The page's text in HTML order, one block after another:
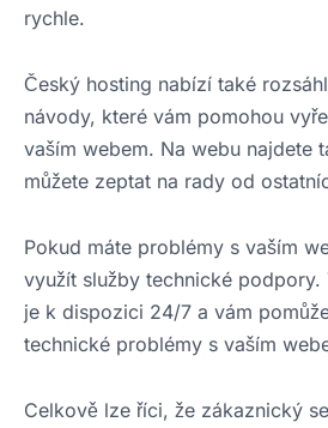
rychle.
Český hosting nabízí také
návody, které vám pomohou
vaším webem. Na webu najdete
můžete zeptat na rady od
Pokud máte problémy s vaším
využít služby technické podpory.
je k dispozici 24/7 a vám
technické problémy s vaším
Celkově lze říci, že zákaznický